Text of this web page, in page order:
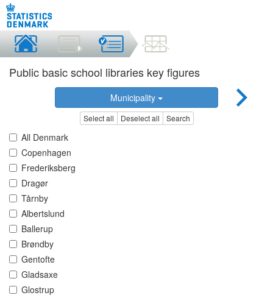
Public basic school libraries key figures
Municipality
Select all Deselect all Search
All Denmark
Copenhagen
Frederiksberg
Dragør
Tårnby
Albertslund
Ballerup
Brøndby
Gentofte
Gladsaxe
Glostrup